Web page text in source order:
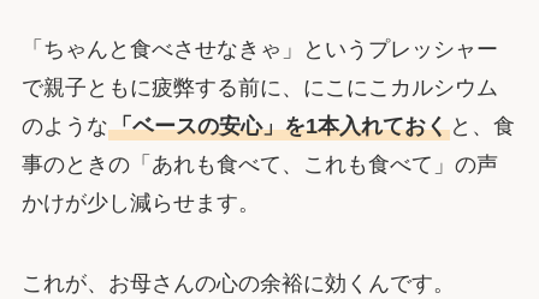
「ちゃんと食べさせなきゃ」というプレッシャー
で親子ともに疲弊する前に、にこにこカルシウム
のような「ベースの安心」を1本入れておくと、食
事のときの「あれも食べて、これも食べて」の声
かけが少し減らせます。
これが、お母さんの心の余裕に効くんです。